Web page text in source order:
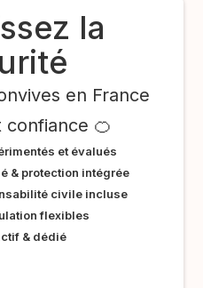
la
en France
confiance 🍊
et évalués
& protection intégrée
civile incluse
flexibles
& dédié